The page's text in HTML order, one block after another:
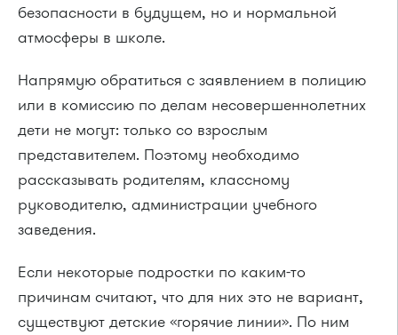
безопасности в будущем, но и нормальной
атмосферы в школе.
Напрямую обратиться с заявлением в полицию
или в комиссию по делам несовершеннолетних
дети не могут: только со взрослым
представителем. Поэтому необходимо
рассказывать родителям, классному
руководителю, администрации учебного
заведения.
Если некоторые подростки по каким-то
причинам считают, что для них это не вариант,
существуют детские «горячие линии». По ним